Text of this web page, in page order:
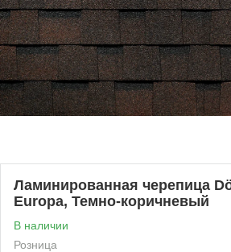
Ламинированная черепица
Europa, Темно-коричневый
В наличии
Розница